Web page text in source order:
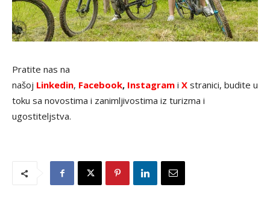
Pratite nas na
našoj Linkedin, Facebook, Instagram i X stranici, budite u
toku sa novostima i zanimljivostima iz turizma i
ugostiteljstva.